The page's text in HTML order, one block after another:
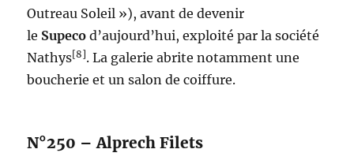
Outreau Soleil »), avant de devenir
le Supeco d’aujourd’hui, exploité par la société
Nathys[8]. La galerie abrite notamment une
boucherie et un salon de coiffure.
N°250 – Alprech Filets